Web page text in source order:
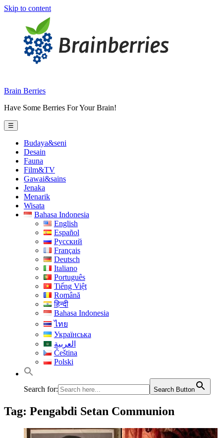
Skip to content
Brain Berries
Have Some Berries For Your Brain!
☰
Budaya&seni
Desain
Fauna
Film&TV
Gawai&sains
Jenaka
Menarik
Wisata
Bahasa Indonesia
English
Español
Русский
Français
Deutsch
Italiano
Português
Tiếng Việt
Română
हिन्दी
Bahasa Indonesia
ไทย
Українська
العربية
Čeština
Polski
Search for: Search Button
Tag: Pengabdi Setan Communion